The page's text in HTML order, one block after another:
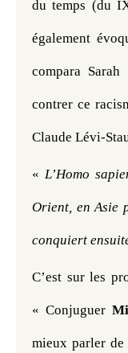
du temps (du
également
compara
contrer ce
Claude Lévi-
« L’Homo
Orient, en Asie
conquiert
C’est sur les
« Conjuguer
mieux parler de